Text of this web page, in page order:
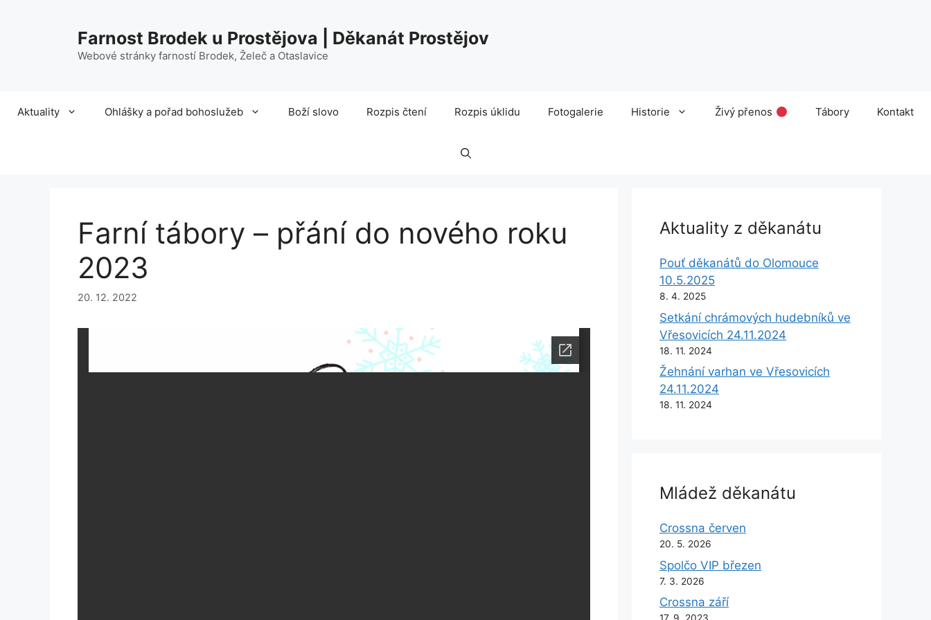
Farnost Brodek u Prostějova | Děkanát Prostějov
Webové stránky farností Brodek, Želeč a Otaslavice
Aktuality Ohlášky a pořad bohoslužeb Boží slovo Rozpis čtení Rozpis úklidu Fotogalerie Historie Živý přenos Tábory Kontakt
Farní tábory – přání do nového roku
2023
20. 12. 2022
Aktuality z děkanátu
Pouť děkanátů do Olomouce
10.5.2025
8. 4. 2025
Setkání chrámových hudebníků ve
Vřesovicích 24.11.2024
18. 11. 2024
Žehnání varhan ve Vřesovicích
24.11.2024
18. 11. 2024
Mládež děkanátu
Crossna červen
20. 5. 2026
Spolčo VIP březen
7. 3. 2026
Crossna září